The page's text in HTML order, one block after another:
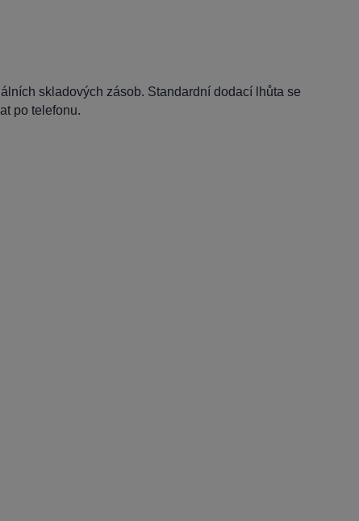
skladových zásob. Standardní dodací lhůta se
po telefonu.